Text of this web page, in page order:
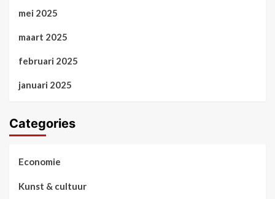
mei 2025
maart 2025
februari 2025
januari 2025
Categories
Economie
Kunst & cultuur